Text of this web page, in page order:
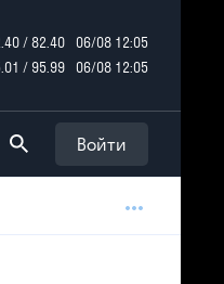
/ 82.40
06/08 12:05
/ 95.99 06/08 12:05
Войти